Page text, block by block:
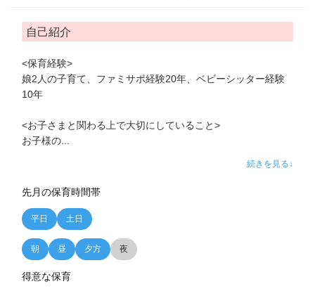
自己紹介
<保育経験>
娘2人の子育て、ファミサポ経験20年、ベビーシッター経験
10年
<お子さまと関わる上で大切にしていること>
お子様の...
続きを見る↓
先月の保育時間帯
平日 土日
朝 昼 夕方 夜
得意な保育